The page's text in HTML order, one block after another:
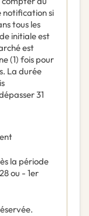
notification si
tous les
initiale est
est
(1) fois pour
La durée
31
la période
ou - 1er